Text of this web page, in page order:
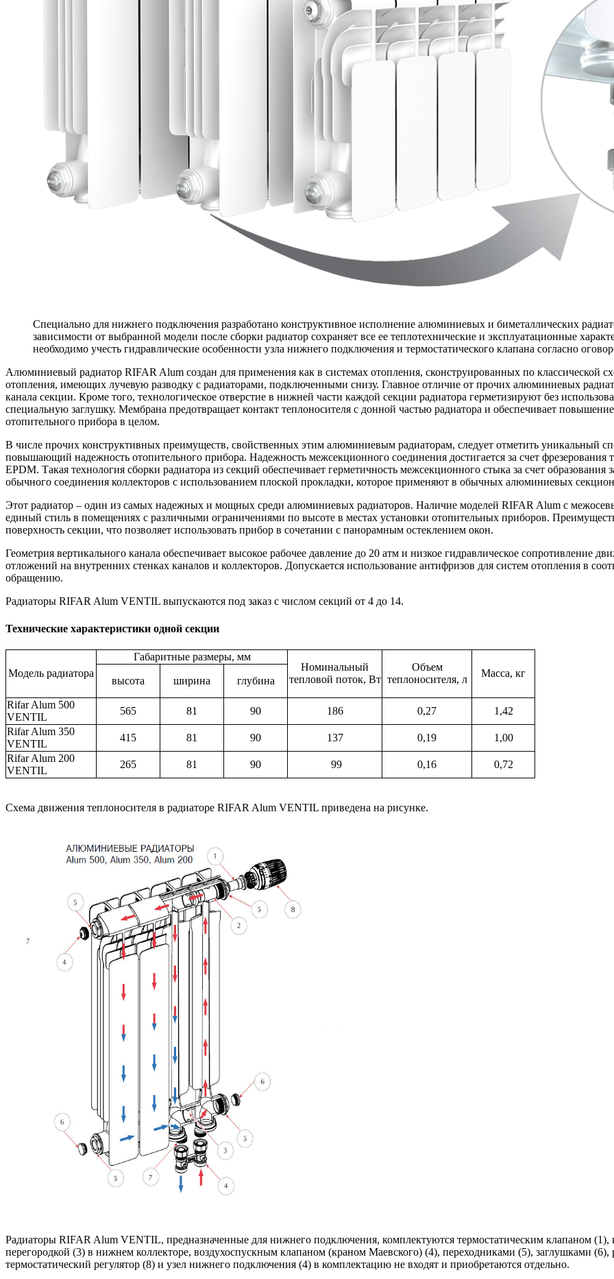
Специально для нижнего подключения разработано конструктивное исполнение алюминиевых и биметаллических
зависимости от выбранной модели после сборки радиатор сохраняет все ее теплотехнические и эксплуатационные
необходимо учесть гидравлические особенности узла нижнего подключения и термостатического клапана согласно
Алюминиевый радиатор RIFAR Alum создан для применения как в системах отопления, сконструированных по классической
отопления, имеющих лучевую разводку с радиаторами, подключенными снизу. Главное отличие от прочих алюминиевых
канала секции. Кроме того, технологическое отверстие в нижней части каждой секции радиатора герметизируют без
специальную заглушку. Мембрана предотвращает контакт теплоносителя с донной частью радиатора и обеспечивает
отопительного прибора в целом.
В числе прочих конструктивных преимуществ, свойственных этим алюминиевым радиаторам, следует отметить уникальный
повышающий надежность отопительного прибора. Надежность межсекционного соединения достигается за счет фрезерования
EPDM. Такая технология сборки радиатора из секций обеспечивает герметичность межсекционного стыка за счет
обычного соединения коллекторов с использованием плоской прокладки, которое применяют в обычных алюминиевых
Этот радиатор – один из самых надежных и мощных среди алюминиевых радиаторов. Наличие моделей RIFAR Alum с
единый стиль в помещениях с различными ограничениями по высоте в местах установки отопительных приборов.
поверхность секции, что позволяет использовать прибор в сочетании с панорамным остеклением окон.
Геометрия вертикального канала обеспечивает высокое рабочее давление до 20 атм и низкое гидравлическое сопротивление
отложений на внутренних стенках каналов и коллекторов. Допускается использование антифризов для систем отопления в
обращению.
Радиаторы RIFAR Alum VENTIL выпускаются под заказ с числом секций от 4 до 14.
Технические характеристики одной секции
Модель радиатора
Габаритные размеры, мм
Номинальный
тепловой поток, Вт
Объем
теплоносителя, л
Масса, кг
высота ширина глубина
Rifar Alum 500
VENTIL
565 81 90 186 0,27
1,42
Rifar Alum 350
VENTIL
415 81 90 137 0,19
1,00
Rifar Alum 200
VENTIL
265 81 90 99 0,16 0,72
Схема движения теплоносителя в радиаторе RIFAR Alum VENTIL приведена на рисунке.
Радиаторы RIFAR Alum VENTIL, предназначенные для нижнего подключения, комплектуются термостатическим клапаном (1),
перегородкой (3) в нижнем коллекторе, воздухоспускным клапаном (краном Маевского) (4), переходниками (5), заглушками
термостатический регулятор (8) и узел нижнего подключения (4) в комплектацию не входят и приобретаются отдельно.